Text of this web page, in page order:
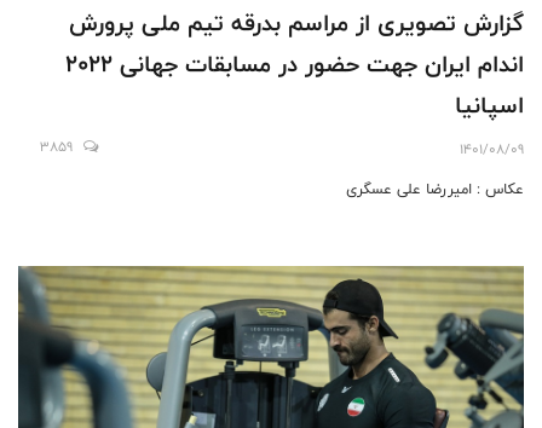
گزارش تصویری از مراسم بدرقه تیم ملی پرورش
اندام ایران جهت حضور در مسابقات جهانی 2022
اسپانیا
1401/08/09
3859
عکاس : امیررضا علی عسگری